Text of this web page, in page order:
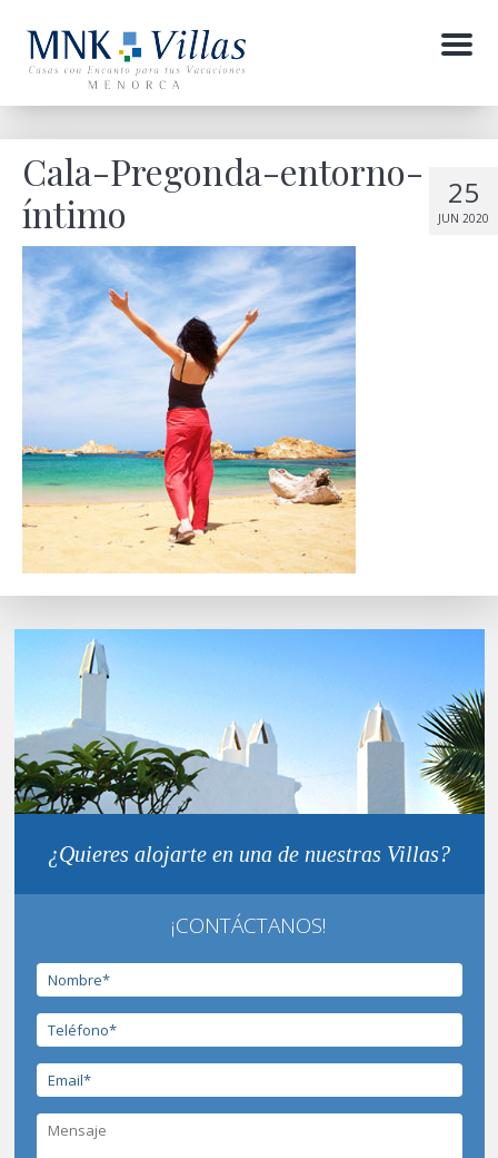
Menu
25
JUN 2020
Cala-Pregonda-entorno-
íntimo
¿Quieres alojarte en una de nuestras Villas?
¡CONTÁCTANOS!